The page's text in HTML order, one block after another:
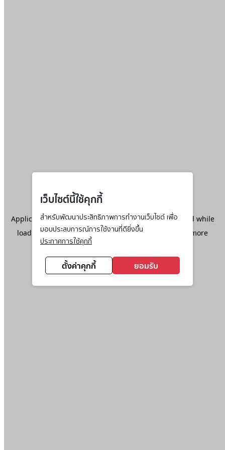
เว็บไซต์นี้ใช้คุกกี้
สำหรับพัฒนาประสิทธิภาพการทำงานเว็บไซต์ เพื่อ
มอบประสบการณ์การใช้งานที่ดียิ่งขึ้น
ประกาศการใช้คุกกี้
ตั้งค่าคุกกี้ ยอมรับ
Application error: aclient-side exception has occurred while
loadingwww.ktc.co.th(see the browser console
for more
information).